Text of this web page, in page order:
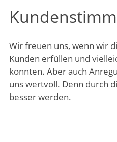
Wir freuen uns, wenn wir
Kunden erfüllen und
konnten. Aber auch
uns wertvoll. Denn durch
besser werden.